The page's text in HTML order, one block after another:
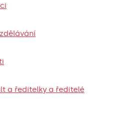
a ředitelky a ředitelé